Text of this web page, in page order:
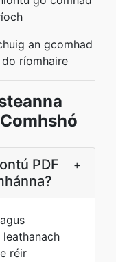
an gcomhad
do ríomhaire
PDF
+
réir